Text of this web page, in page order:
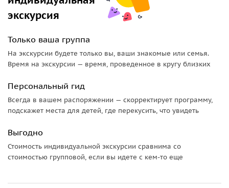
мировых звёзд эстрады, а также проводятся крупнейшие
бизнес-мероприятия региона.
В хорошую погоду при желании мы сможем включить в
программу посещение Филинской бухты.
любителей красивых видов. Здесь вы встретите
запечатлеть эту красоту в своих фотографиях!
Поймайте момент и окунитесь в уникальный мир
Калининградской области с нашей эксклюзивной
экскурсия
Только ваша группа
На экскурсии будете только вы, ваши знакомые или семья.
Время на экскурсии — время, проведенное в кругу близких
Персональный гид
Всегда в вашем распоряжении — скорректирует программу,
подскажет места для детей, где перекусить, что увидеть
Выгодно
Стоимость индивидуальной экскурсии сравнима со
стоимостью групповой, если вы идете с кем-то еще